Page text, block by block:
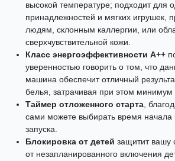
высокой температуре; подходит для
принадлежностей и мягких игрушек,
людям, склонным каллергии, или
сверхчувствительной кожи.
Класс энергоэффективности A++
уверенностью говорить о том, что
машина обеспечит отличный
белья, затрачивая при этом минимум
Таймер отложенного старта,
сами можете выбирать время начала
запуска.
Блокировка от детей защитит вашу
от незапланированного включения